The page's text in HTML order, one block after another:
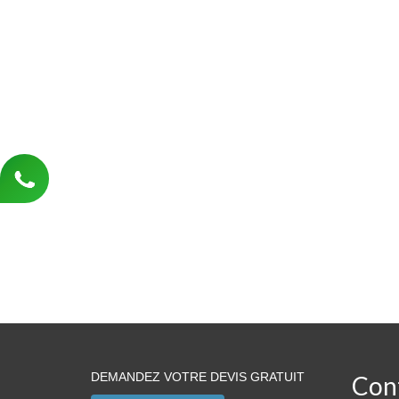
DEMANDEZ VOTRE DEVIS GRATUIT